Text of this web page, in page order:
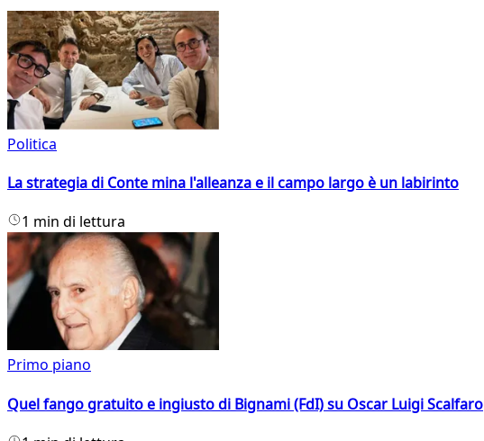
Politica
La strategia di Conte mina l'alleanza e il campo largo è un labirinto
1 min di lettura
Primo piano
Quel fango gratuito e ingiusto di Bignami (FdI) su Oscar Luigi Scalfaro